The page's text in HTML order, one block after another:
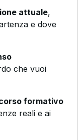
attuale,
e dove
che vuoi
formativo
reali e ai